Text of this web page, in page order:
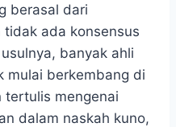
berasal dari
tidak ada konsensus
banyak ahli
mulai berkembang di
tertulis mengenai
dalam naskah kuno,